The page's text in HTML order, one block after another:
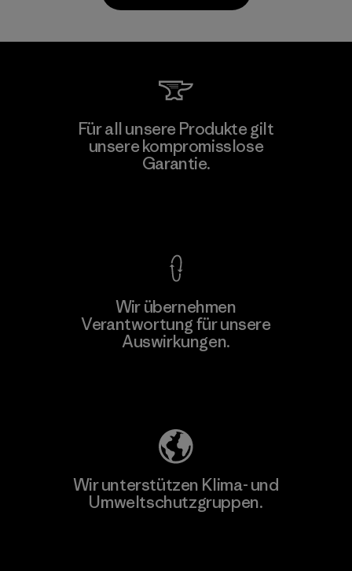
MAS Arya 2
Für all unsere Produkte gilt
unsere kompromisslose
Garantie.
Wir übernehmen
Verantwortung für unsere
Auswirkungen.
Wir unterstützen Klima- und
Umweltschutzgruppen.